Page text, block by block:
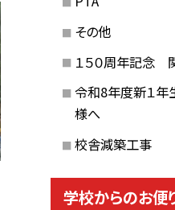
その他
１５０周年記念
令和8年度新１年
様へ
校舎減築工事
学校からのお便